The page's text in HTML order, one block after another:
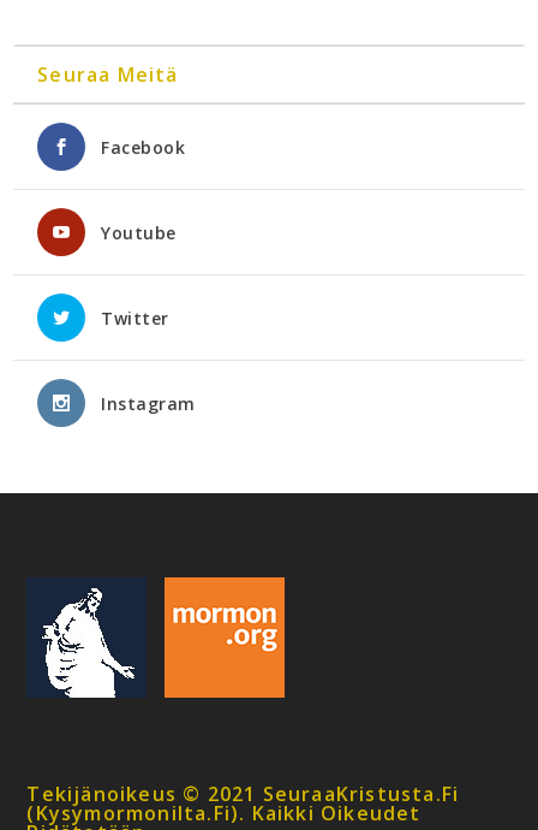
Seuraa Meitä
Facebook
Youtube
Twitter
Instagram
Tekijänoikeus © 2021 SeuraaKristusta.fi
(kysymormonilta.fi). Kaikki Oikeudet